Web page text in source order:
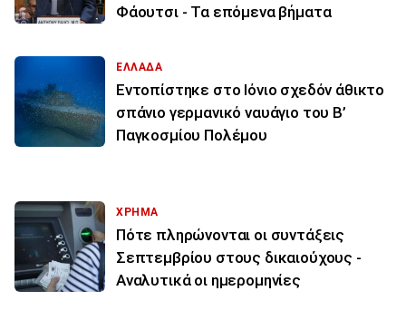
Φάουτσι - Τα επόμενα βήματα
ΕΛΛΑΔΑ
Εντοπίστηκε στο Ιόνιο σχεδόν άθικτο
σπάνιο γερμανικό ναυάγιο του Β’
Παγκοσμίου Πολέμου
ΧΡΗΜΑ
Πότε πληρώνονται οι συντάξεις
Σεπτεμβρίου στους δικαιούχους -
Αναλυτικά οι ημερομηνίες